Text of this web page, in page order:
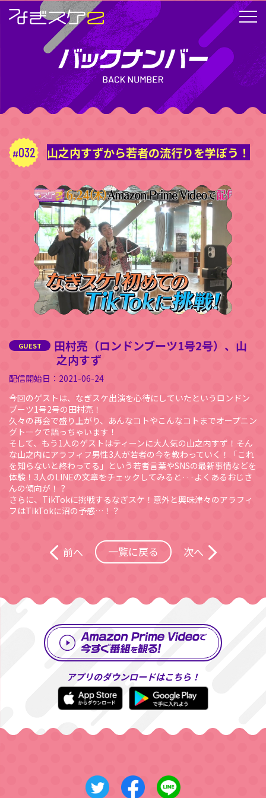
032 山之内すずから若者の流行りを学ぼう！
田村亮（ロンドンブーツ1号2号）、山
之内すず
2021-06-24
今回のゲストは、なぎスケ出演を心待にしていたというロンドン
ブーツ1号2号の田村亮！
久々の再会で盛り上がり、あんなコトやこんなコトまでオープニン
グトークで語っちゃいます！
そして、もう1人のゲストはティーンに大人気の山之内すず！そん
な山之内にアラフィフ男性3人が若者の今を教わっていく！「これ
を知らないと終わってる」という若者言葉やSNSの最新事情などを
体験！3人のLINEの文章をチェックしてみると···よくあるおじさ
んの傾向が！？
さらに、TikTokに挑戦するなぎスケ！意外と興味津々のアラフィ
フはTikTokに沼の予感…！？
前へ 一覧に戻る 次へ
アプリのダウンロードはこちら！